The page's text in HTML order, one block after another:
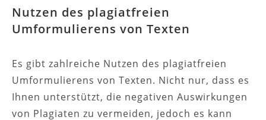
Nutzen des plagiatfreien
Umformulierens von Texten
Es gibt zahlreiche Nutzen des plagiatfreien
Umformulierens von Texten. Nicht nur, dass es
Ihnen unterstützt, die negativen Auswirkungen
von Plagiaten zu vermeiden, jedoch es kann